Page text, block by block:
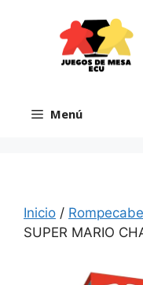
Menú
Inicio /
SUPER MARIO